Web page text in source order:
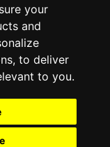
your
and
, to deliver
to you.
защищены